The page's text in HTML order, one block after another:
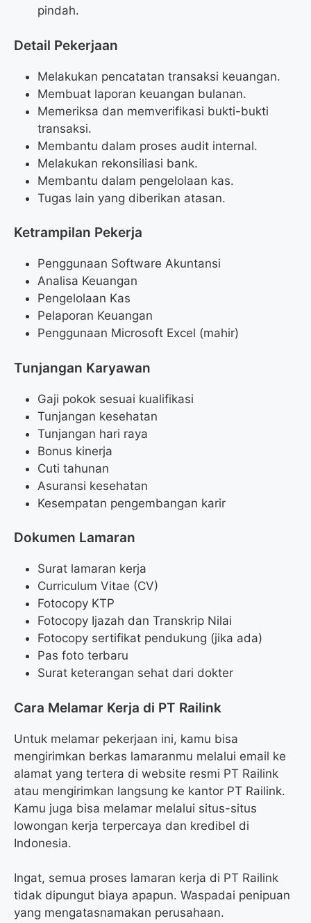
pindah.
Detail Pekerjaan
Melakukan pencatatan transaksi keuangan.
Membuat laporan keuangan bulanan.
Memeriksa dan memverifikasi bukti-bukti
transaksi.
Membantu dalam proses audit internal.
Melakukan rekonsiliasi bank.
Membantu dalam pengelolaan kas.
Tugas lain yang diberikan atasan.
Ketrampilan Pekerja
Penggunaan Software Akuntansi
Analisa Keuangan
Pengelolaan Kas
Pelaporan Keuangan
Penggunaan Microsoft Excel (mahir)
Tunjangan Karyawan
Gaji pokok sesuai kualifikasi
Tunjangan kesehatan
Tunjangan hari raya
Bonus kinerja
Cuti tahunan
Asuransi kesehatan
Kesempatan pengembangan karir
Dokumen Lamaran
Surat lamaran kerja
Curriculum Vitae (CV)
Fotocopy KTP
Fotocopy Ijazah dan Transkrip Nilai
Fotocopy sertifikat pendukung (jika ada)
Pas foto terbaru
Surat keterangan sehat dari dokter
Cara Melamar Kerja di PT Railink
Untuk melamar pekerjaan ini, kamu bisa
mengirimkan berkas lamaranmu melalui email ke
alamat yang tertera di website resmi PT Railink
atau mengirimkan langsung ke kantor PT Railink.
Kamu juga bisa melamar melalui situs-situs
lowongan kerja terpercaya dan kredibel di
Indonesia.
Ingat, semua proses lamaran kerja di PT Railink
tidak dipungut biaya apapun. Waspadai penipuan
yang mengatasnamakan perusahaan.